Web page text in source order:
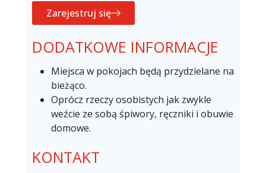
Zarejestruj się
DODATKOWE INFORMACJE
Miejsca w pokojach będą przydzielane na
bieżąco.
Oprócz rzeczy osobistych jak zwykle
weźcie ze sobą śpiwory, ręczniki i obuwie
domowe.
KONTAKT